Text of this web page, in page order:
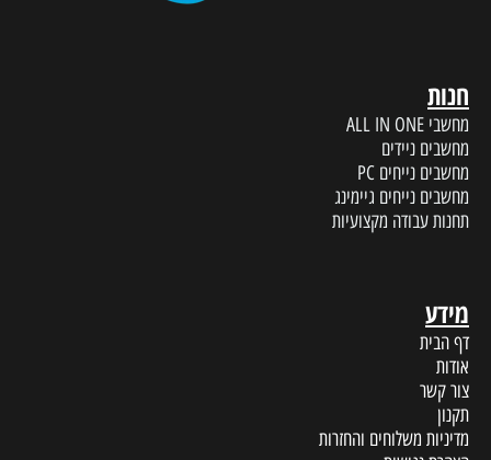
חנות
מחשבי ALL IN ONE
מחשבים ניידים
מחשבים נייחים PC
מחשבים נייחים גיימינג
תחנות עבודה מקצועיות
מידע
דף הבית
אודות
צור קשר
תקנון
מדיניות משלוחים והחזרות